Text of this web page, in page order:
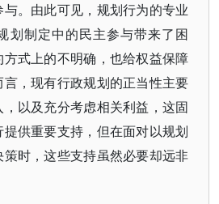
。由此可见，规划行为的专业
划制定中的民主参与带来了困
式上的不明确，也给权益保障
，现有行政规划的正当性主要
以及充分考虑相关利益，这固
供重要支持，但在面对以规划
时，这些支持虽然必要却远非